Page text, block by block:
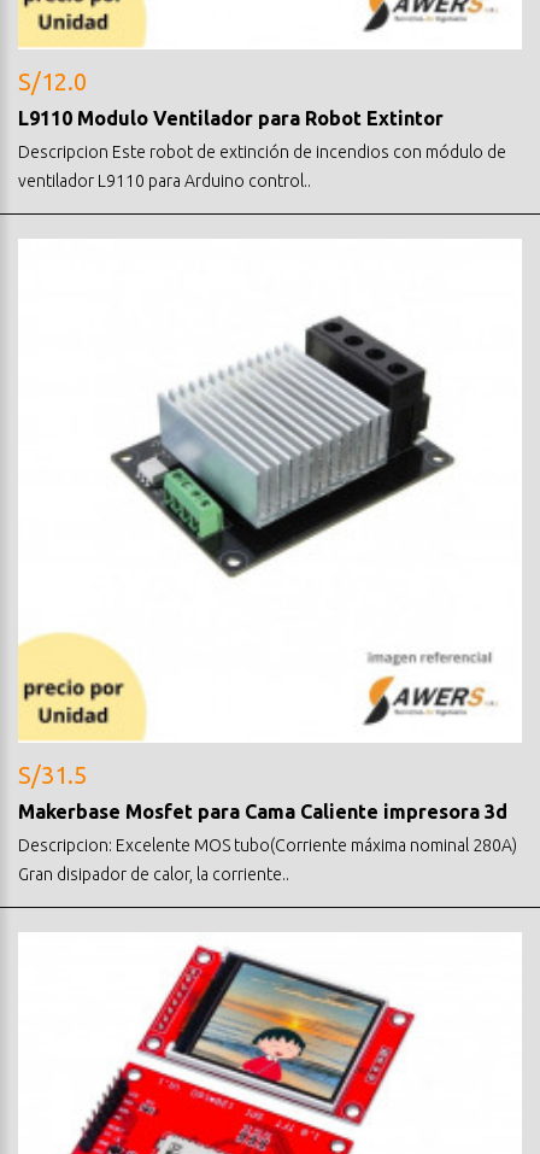
S/12.0
L9110 Modulo Ventilador para Robot Extintor
Descripcion Este robot de extinción de incendios con módulo de
ventilador L9110 para Arduino control..
S/31.5
Makerbase Mosfet para Cama Caliente impresora 3d
Descripcion: Excelente MOS tubo(Corriente máxima nominal 280A)
Gran disipador de calor, la corriente..